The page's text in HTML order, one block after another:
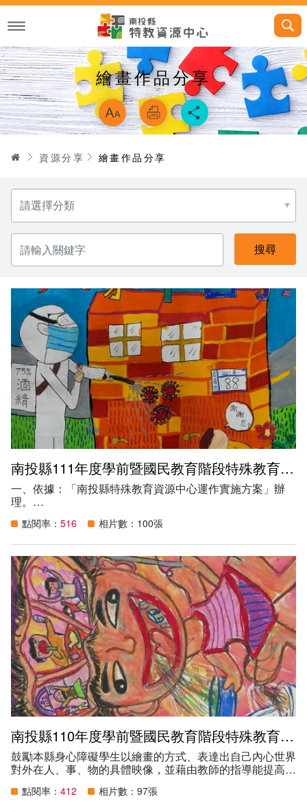
跳
主
內
容
繪畫作品分享 略過字型切換
首頁資源分享 繪畫作品分享
分
類
請
輸
入
關
字
南投縣111年度學前暨國民教育階段特殊教育學生繪畫比賽得獎作品
一、依據：「南投縣特殊教育資源中心運作實施方案」辦
理。
己內心世界對外在人、事、物的具體映像，並藉由教師的指
導能提高學生對色彩、線條和運筆的使用能力，進而增加學
生的美感經驗。
三、主辦單位：南投縣政府。
四、承辦單位：南投縣草屯鎮草屯國民小學。
五、參加對象：就讀本縣公私立國民中小學及學前公私立幼
兒園特殊教育學生。
六、創作主題：
(一) 學前/國小組：午餐時間(例如：廚媽辛苦工作情景、豐
盛的菜色、班上用餐情形、用餐後餐桶或餐具的處理…)
(二) 國中組：疫情過後，我想…(例如：醫療人員的辛苦想
對他們說感謝的話、珍惜身體的健康、最想做什麼事、或想
出去玩…)
點閱率： 516 相片數：100張
南投縣110年度學前暨國民教育階段特殊教育學生繪畫比賽得獎作品
鼓勵本縣身心障礙學生以繪畫的方式、表達出自己內心世界
對外在人、事、物的具體映像，並藉由教師的指導能提高學
驗。點閱率： 412 相片數：97張